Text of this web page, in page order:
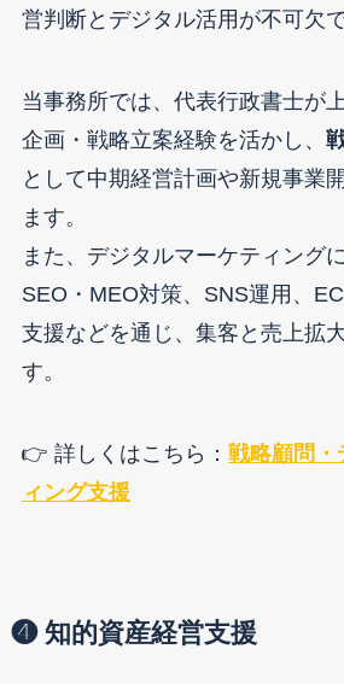
営判断とデジタル活用が不可欠で
当事務所では、代表行政書士が
企画・戦略立案経験を活かし、
として中期経営計画や新規事業
ます。
また、デジタルマーケティング
SEO・MEO対策、SNS運用、
支援などを通じ、集客と売上拡
す。
👉 詳しくはこちら： 戦略顧問・
ィング支援
❹ 知的資産経営支援